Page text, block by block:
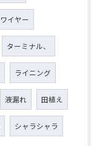
ワイヤー
ターミナル、
ライニング
液漏れ 田植え
シャラシャラ